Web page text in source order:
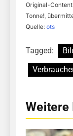
Original-
Tonne!,
Quelle: ots
Tagged:
Weitere